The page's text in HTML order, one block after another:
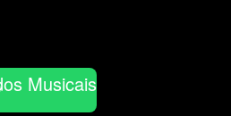
Musicais